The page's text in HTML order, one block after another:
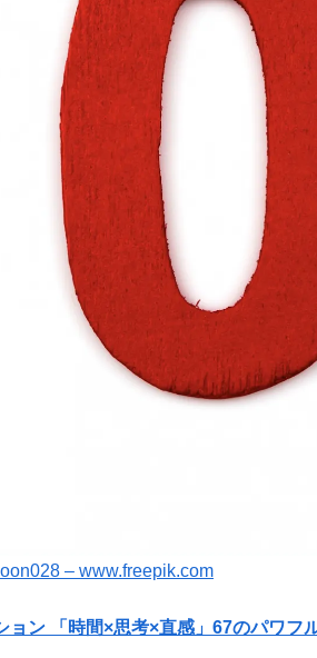
– www.freepik.com
ョン 「時間×思考×直感」67のパワフ